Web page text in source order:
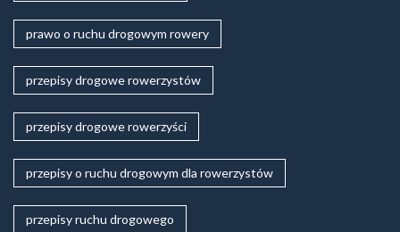
prawo o ruchu drogowym rowery
przepisy drogowe rowerzystów
przepisy drogowe rowerzyści
przepisy o ruchu drogowym dla rowerzystów
przepisy ruchu drogowego